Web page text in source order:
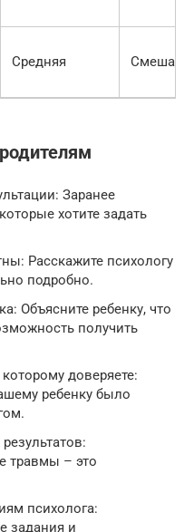
Средняя
Заранее
хотите задать
Расскажите психологу
подробно.
Объясните ребенку, что
получить
доверяете:
ребенку было
травмы – это
психолога:
задания и